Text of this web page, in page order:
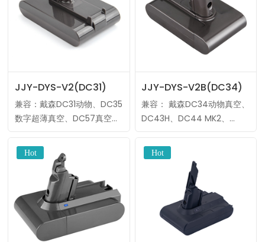
JJY-DYS-V2(DC31)
兼容：戴森DC31动物、DC35
数字超薄真空、DC57真空、
压:22.2V 类型：锂离子 制造
商：标准电波 MOQ：10件
OEM/ODM：标……
JJY-DYS-V2B(DC34)
兼容： 戴森DC34动物真空、
DC43H、DC44 MK2、
洁等。 电压：22.2V 类型：
锂离子 制造商：标准电波
MOQ：10件 OEM……